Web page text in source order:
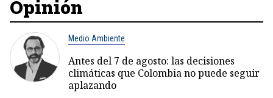
Opinión
Medio Ambiente
Antes del 7 de agosto: las decisiones
climáticas que Colombia no puede seguir
aplazando